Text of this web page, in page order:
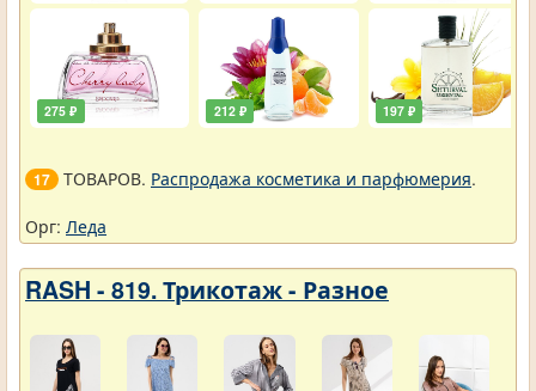
275 ₽ 212 ₽ 197 ₽
17 ТОВАРОВ. Распродажа косметика и парфюмерия.
Орг: Леда
RASH - 819. Трикотаж - Разное